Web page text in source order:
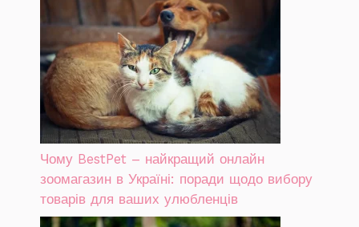
Чому BestPet – найкращий онлайн
зоомагазин в Україні: поради щодо вибору
товарів для ваших улюбленців